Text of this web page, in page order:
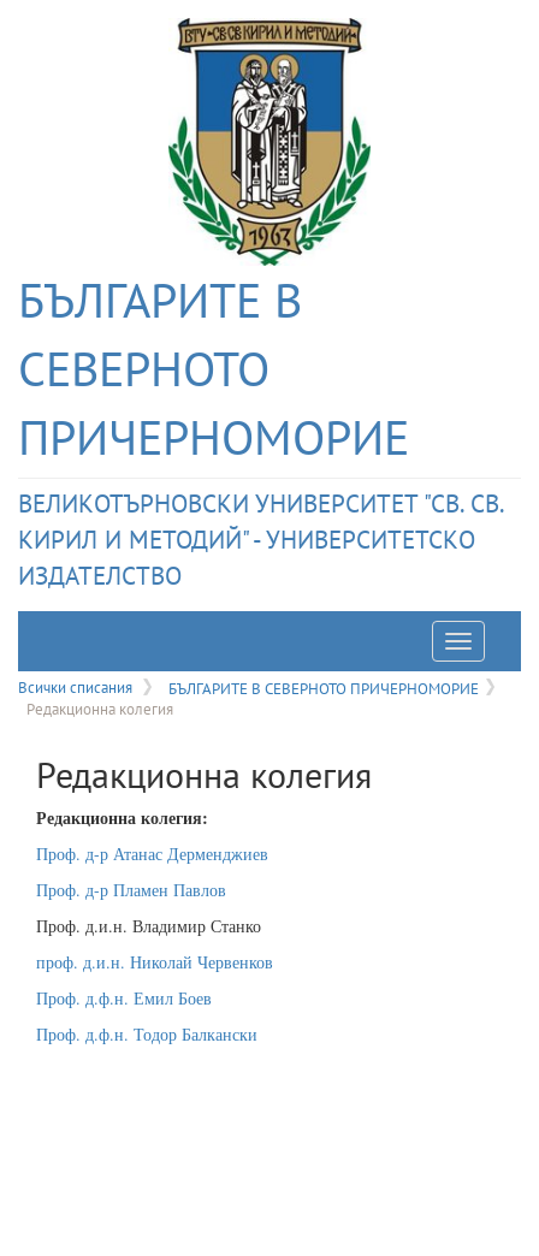
БЪЛГАРИТЕ В
СЕВЕРНОТО
ПРИЧЕРНОМОРИЕ
ВЕЛИКОТЪРНОВСКИ УНИВЕРСИТЕТ "СВ. СВ.
КИРИЛ И МЕТОДИЙ" - УНИВЕРСИТЕТСКО
ИЗДАТЕЛСТВО
Отваряне
на
Всички списания
БЪЛГАРИТЕ В СЕВЕРНОТО ПРИЧЕРНОМОРИЕ
Редакционна колегия
Редакционна колегия
Редакционна колегия:
Проф. д-р Атанас Дерменджиев
Проф. д-р Пламен Павлов
Проф. д.и.н. Владимир Станко
проф. д.и.н. Николай Червенков
Проф. д.ф.н. Емил Боев
Проф. д.ф.н. Тодор Балкански